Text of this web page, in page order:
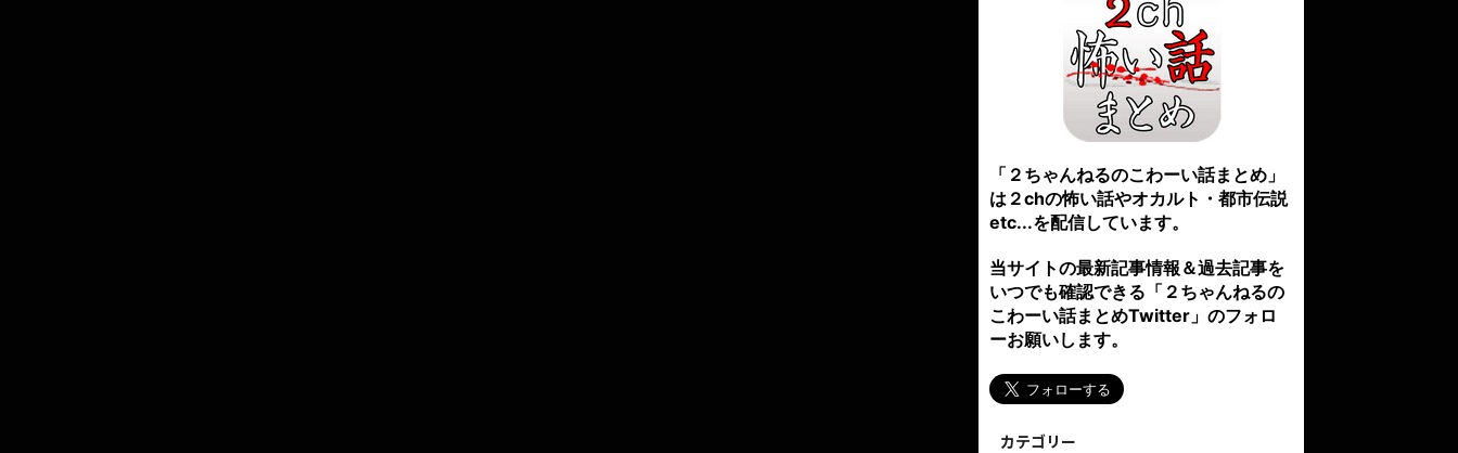
「２ちゃんねるのこわーい話まとめ」
は２chの怖い話やオカルト・都市伝説
etc...を配信しています。
当サイトの最新記事情報＆過去記事を
いつでも確認できる「２ちゃんねるの
こわーい話まとめTwitter」のフォロ
ーお願いします。
カテゴリー